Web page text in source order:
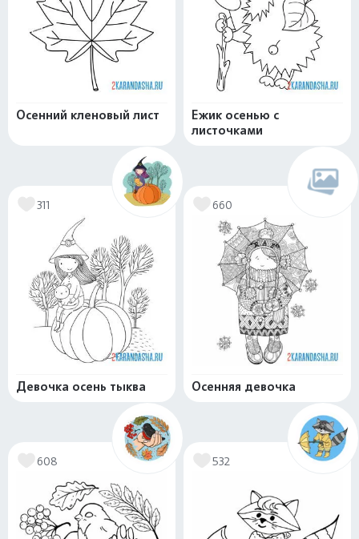
Осенний кленовый лист
Ежик осенью с
листочками
311
Девочка осень тыква
660
Осенняя девочка
608 532